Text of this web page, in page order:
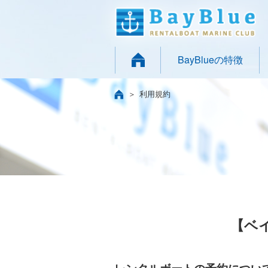
BayBlueの特徴
利用規約
【